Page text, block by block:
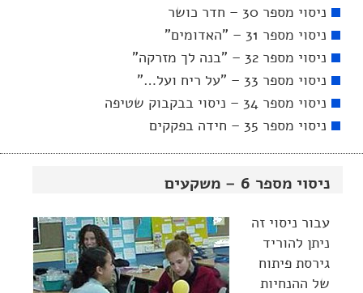
ניסוי מספר 6 – משקעים
עבור ניסוי זה
ניתן להוריד
גירסת פיתוח
של ההנחיות
ניסוי מספר 30 – חדר כושר
ניסוי מספר 31 – "האדומים"
ניסוי מספר 32 – "בנה לך מזרקה"
ניסוי מספר 33 – "על ריח ועל…"
ניסוי מספר 34 – ניסוי בבקבוק שטיפה
ניסוי מספר 35 – חידה בפקקים